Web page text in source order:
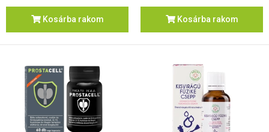
Kosárba rakom Kosárba rakom